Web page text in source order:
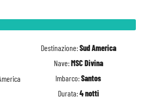
Destinazione:Sud America
Nave:MSC Divina
Imbarco:Santos
Durata:4 notti